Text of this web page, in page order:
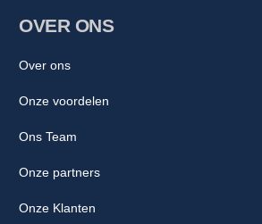
OVER ONS
Over ons
Onze voordelen
Ons Team
Onze partners
Onze Klanten